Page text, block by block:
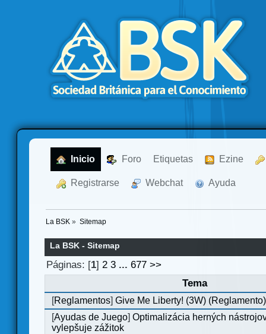
Inicio Foro Etiquetas Ezine
Registrarse Webchat Ayuda
La BSK » Sitemap
La BSK - Sitemap
Páginas: [1]2 3 ...677 >>
Tema
[Reglamentos]Give Me Liberty! (3W) (Reglamento)
[Ayudas de Juego]Optimalizácia herných
vylepšuje zážitok